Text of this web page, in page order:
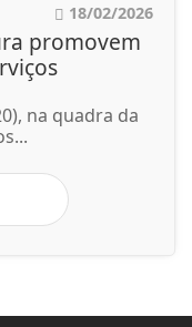
18/02/2026
promovem
na quadra da